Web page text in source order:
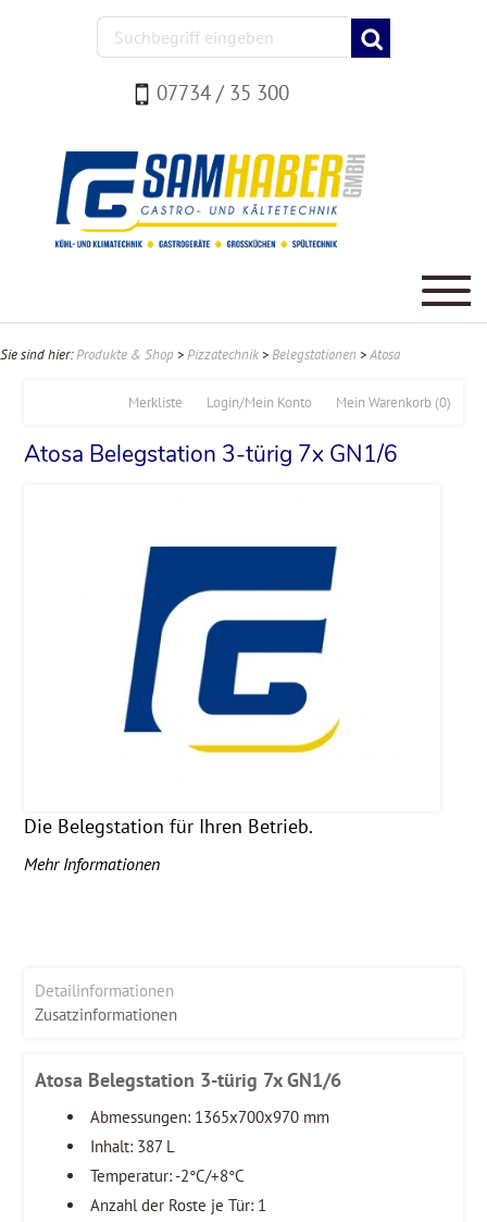
07734 / 35 300
Sie sind hier:Produkte & Shop >Pizzatechnik >Belegstationen >Atosa
Mein Warenkorb (0)
Login/Mein Konto
Merkliste
Atosa Belegstation 3-türig 7x GN1/6
Die Belegstation für Ihren Betrieb.
Mehr Informationen
Detailinformationen
Zusatzinformationen
Atosa Belegstation 3-türig 7x GN1/6
Abmessungen: 1365x700x970 mm
Inhalt: 387 L
Temperatur: -2°C/+8°C
Anzahl der Roste je Tür: 1